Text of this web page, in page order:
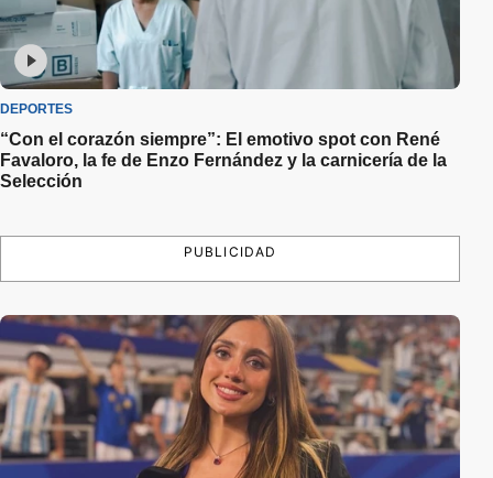
DEPORTES
“Con el corazón siempre”: El emotivo spot con René
Favaloro, la fe de Enzo Fernández y la carnicería de la
Selección
PUBLICIDAD